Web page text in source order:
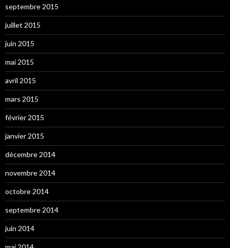
septembre 2015
juillet 2015
juin 2015
mai 2015
avril 2015
mars 2015
février 2015
janvier 2015
décembre 2014
novembre 2014
octobre 2014
septembre 2014
juin 2014